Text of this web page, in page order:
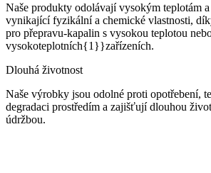
Naše produkty odolávají vysokým teplotám
vynikající fyzikální a chemické vlastnosti,
pro přepravu-kapalin s vysokou teplotou
vysokoteplotních{1}}zařízeních.
Dlouhá životnost
Naše výrobky jsou odolné proti opotřebení,
degradaci prostředím a zajišťují dlouhou
údržbou.